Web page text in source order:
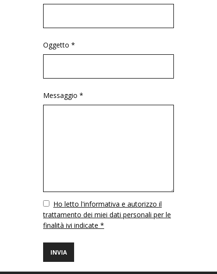
Oggetto *
Messaggio *
VuotoHo letto l'informativa e autorizzo il
trattamento dei miei dati personali per le
finalità ivi indicate *